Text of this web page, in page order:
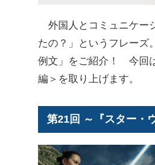
外国人とコミュニケー
たの？」というフレーズ
例文」をご紹介！ 今回
編＞を取り上げます。
第21回 ～『スター・